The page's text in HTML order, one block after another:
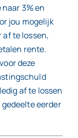
3% en
jou mogelijk
te lossen,
rente.
deze
af te lossen
eerder